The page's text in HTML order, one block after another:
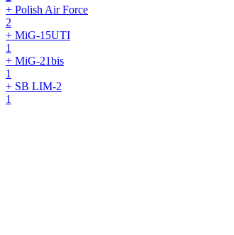
+ Polish Air Force
2
+ MiG-15UTI
1
+ MiG-21bis
1
+ SB LIM-2
1